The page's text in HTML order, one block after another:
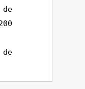
de
de